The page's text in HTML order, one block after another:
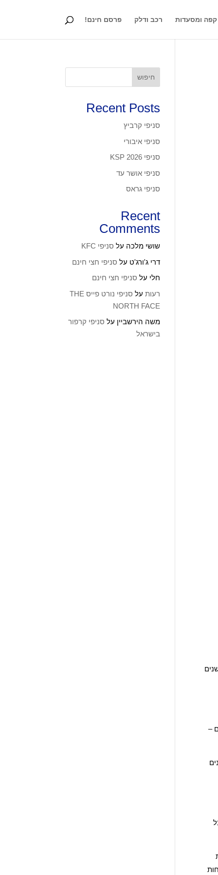
קפה ומסעדות רכב ודלק פרסם חינם!
–
חיפוש
Recent Posts
סניפי קרביץ
סניפי איבורי
סניפי KSP 2026
סניפי אושר עד
סניפי גראס
Recent
Comments
שושי מלכה על סניפי KFC
דרי ג'ורג'ט על סניפי חצי חינם
חלי על סניפי חצי חינם
רעות על
סניפי נורט פייס THE
NORTH FACE
משה הירשביין על סניפי קרפור
בישראל